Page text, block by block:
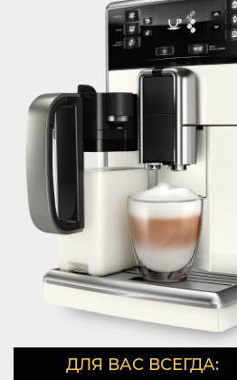
ДЛЯ ВАС ВСЕГДА: